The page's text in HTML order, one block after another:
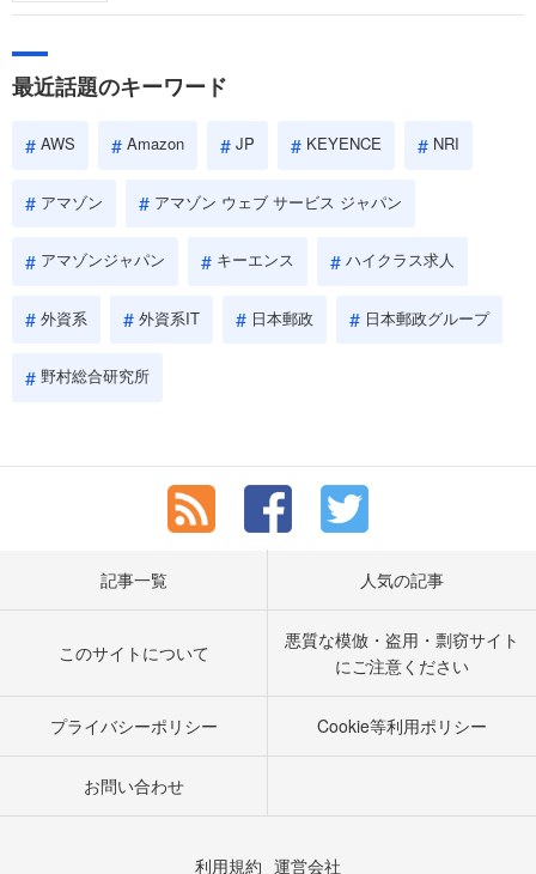
やこれまでの成果を具体的に問われるほか、「人間性」も評価
しょう。
最近話題のキーワード
AWS Amazon JP KEYENCE NRI
アマゾン アマゾン ウェブ サービス ジャパン
アマゾンジャパン キーエンス ハイクラス求人
外資系 外資系IT 日本郵政 日本郵政グループ
野村総合研究所
記事一覧 人気の記事
このサイトについて
悪質な模倣・盗用・剽窃サイト
にご注意ください
プライバシーポリシー Cookie等利用ポリシー
お問い合わせ
利用規約 運営会社